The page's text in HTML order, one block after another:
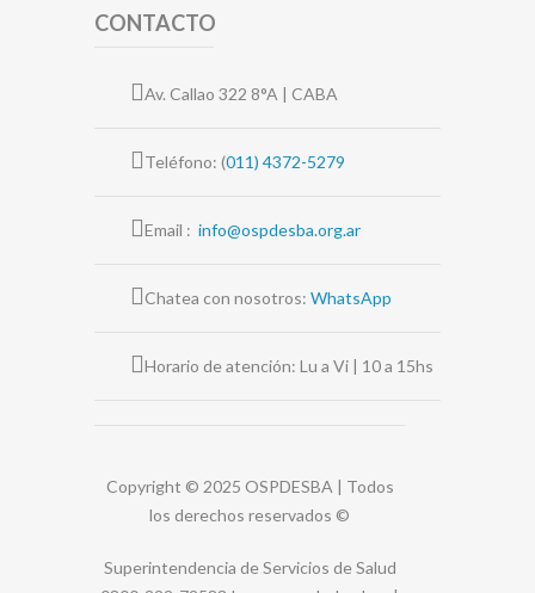
CONTACTO
Av. Callao 322 8°A | CABA
Teléfono: (011) 4372-5279
Email : info@ospdesba.org.ar
Chatea con nosotros: WhatsApp
Horario de atención: Lu a Vi | 10 a 15hs
Copyright © 2025 OSPDESBA | Todos
los derechos reservados ©
Superintendencia de Servicios de Salud